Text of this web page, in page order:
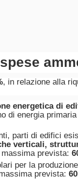
, in relazione alla
energetica di
di energia
parti di edifici
verticali,
prevista:
per la
prevista: